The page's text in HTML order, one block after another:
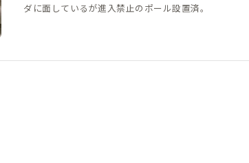
ダに面しているが進入禁止のポール設置済。